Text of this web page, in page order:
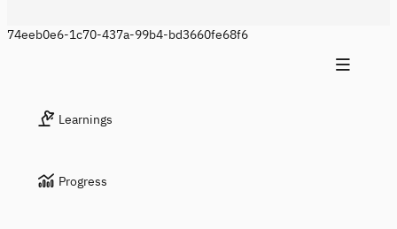
74eeb0e6-1c70-437a-99b4-bd3660fe68f6
Learnings
Progress